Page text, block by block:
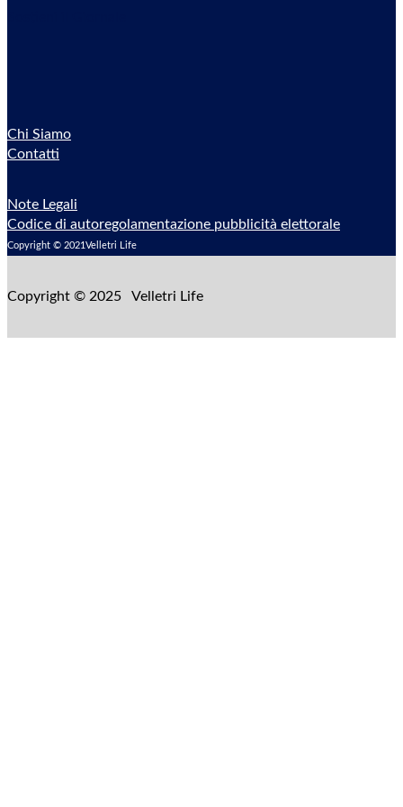
Chi Siamo
Contatti
Note Legali
Codice di autoregolamentazione pubblicità elettorale
Copyright © 2021Velletri Life
Copyright © 2025 Velletri Life